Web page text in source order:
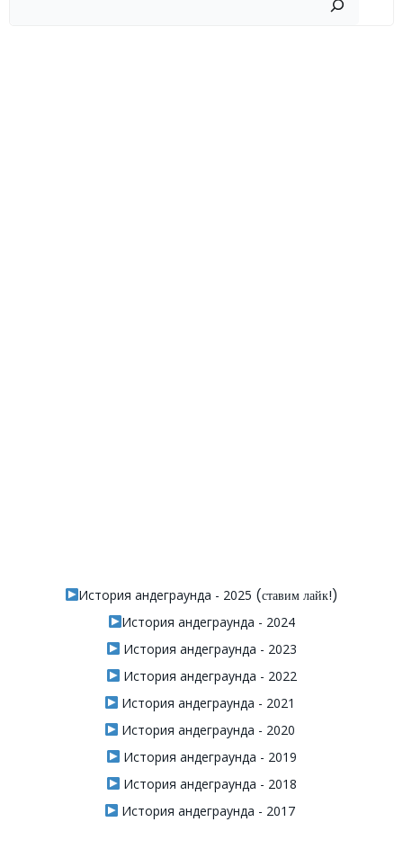
История андеграунда - 2025 (ставим лайк!)
История андеграунда - 2024
История андеграунда - 2023
История андеграунда - 2022
История андеграунда - 2021
История андеграунда - 2020
История андеграунда - 2019
История андеграунда - 2018
История андеграунда - 2017